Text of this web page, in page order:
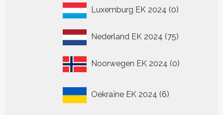
Luxemburg EK 2024 00
Nederland EK 2024 7575
Noorwegen EK 2024 00
Oekraïne EK 2024 6
producten